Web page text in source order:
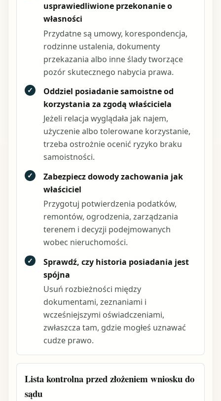
usprawiedliwione przekonanie o
własności
Przydatne są umowy, korespondencja,
rodzinne ustalenia, dokumenty
przekazania albo inne ślady tworzące
pozór skutecznego nabycia prawa.
✓
Oddziel posiadanie samoistne od
korzystania za zgodą właściciela
Jeżeli relacja wyglądała jak najem,
użyczenie albo tolerowane korzystanie,
trzeba ostrożnie ocenić ryzyko braku
samoistności.
✓
Zabezpiecz dowody zachowania jak
właściciel
Przygotuj potwierdzenia podatków,
remontów, ogrodzenia, zarządzania
terenem i decyzji podejmowanych
wobec nieruchomości.
✓
Sprawdź, czy historia posiadania jest
spójna
Usuń rozbieżności między
dokumentami, zeznaniami i
wcześniejszymi oświadczeniami,
zwłaszcza tam, gdzie mogłeś uznawać
cudze prawo.
Lista kontrolna przed złożeniem wniosku do
sądu